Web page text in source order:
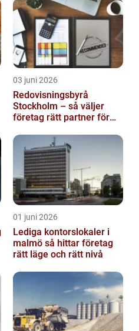
03 juni 2026
Redovisningsbyrå
Stockholm – så väljer
företag rätt partner för
01 juni 2026
Lediga kontorslokaler i
malmö så hittar företag
rätt läge och rätt nivå